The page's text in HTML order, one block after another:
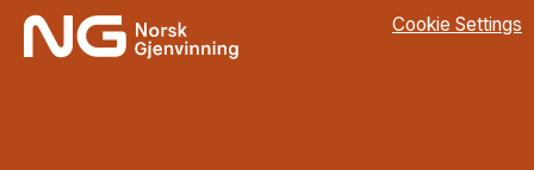
Cookie Settings